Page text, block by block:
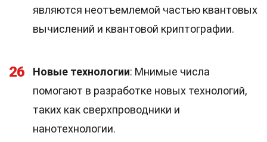
являются неотъемлемой частью квантовых
вычислений и квантовой криптографии.
26 Новые технологии: Мнимые числа
помогают в разработке новых технологий,
таких как сверхпроводники и
нанотехнологии.